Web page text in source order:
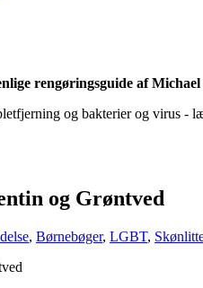
rengøringsguide af Michael
og bakterier og virus -
og Grøntved
, Børnebøger, LGBT,